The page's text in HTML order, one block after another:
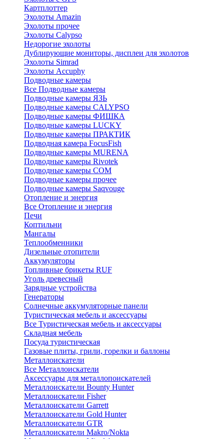
Картплоттер
Эхолоты Amazin
Эхолоты прочее
Эхолоты Calypso
Недорогие эхолоты
Дублирующие мониторы, дисплеи для эхолотов
Эхолоты Simrad
Эхолоты Accuphy
Подводные камеры
Все Подводные камеры
Подводные камеры ЯЗЬ
Подводные камеры CALYPSO
Подводные камеры ФИШКА
Подводные камеры LUCKY
Подводные камеры ПРАКТИК
Подводная камера FocusFish
Подводные камеры MURENA
Подводные камеры Rivotek
Подводные камеры СОМ
Подводные камеры прочее
Подводные камеры Saqvouge
Отопление и энергия
Все Отопление и энергия
Печи
Коптильни
Мангалы
Теплообменники
Дизельные отопители
Аккумуляторы
Топливные брикеты RUF
Уголь древесный
Зарядные устройства
Генераторы
Солнечные аккумуляторные панели
Туристическая мебель и аксессуары
Все Туристическая мебель и аксессуары
Складная мебель
Посуда туристическая
Газовые плиты, грили, горелки и баллоны
Металлоискатели
Все Металлоискатели
Аксессуары для металлопоискателей
Металлоискатели Bounty Hunter
Металлоискатели Fisher
Металлоискатели Garrett
Металлоискатели Gold Hunter
Металлоискатели GTR
Металлоискатели Makro/Nokta